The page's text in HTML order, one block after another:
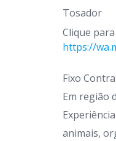
Tosador
Clique
https://
Fixo
Em região
animais,